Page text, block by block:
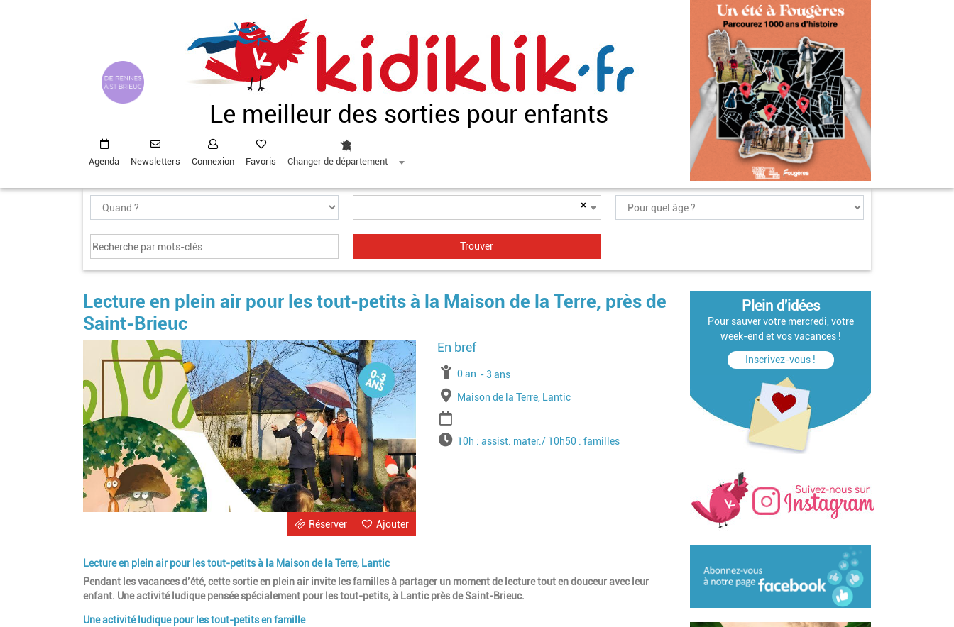
Le meilleur des sorties pour enfants
Agenda Newsletters Connexion Favoris Changer de département
×
Lecture en plein air pour les tout-petits à la Maison de la Terre, près de
Saint-Brieuc
Image
Ajouter
Réserver
À partir de
0 an Jusqu'à l'age de
3 ans
Lieu
Maison de la Terre, Lantic
Horaires10h : assist. mater./ 10h50 : familles
Lecture en plein air pour les tout-petits à la Maison de la Terre, Lantic
Pendant les vacances d’été, cette sortie en plein air invite les familles à partager un moment de lecture tout en douceur avec leur
enfant. Une activité ludique pensée spécialement pour les tout-petits, à Lantic près de Saint-Brieuc.
Une activité ludique pour les tout-petits en famille
Plein d'idées
Pour sauver votre mercredi, votre
week-end et vos vacances !
Inscrivez-vous !